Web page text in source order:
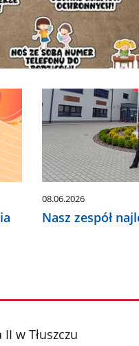
08.06.2026
Nasz zespół
w Tłuszczu